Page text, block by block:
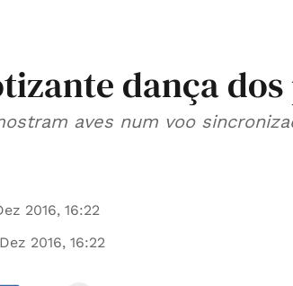
dança dos
aves num voo
2016, 16:22
2016, 16:22